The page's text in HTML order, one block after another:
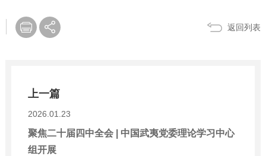
返回列表
上一篇
2026.01.23
聚焦二十届四中全会 | 中国武夷党委理论学习中心
组开展